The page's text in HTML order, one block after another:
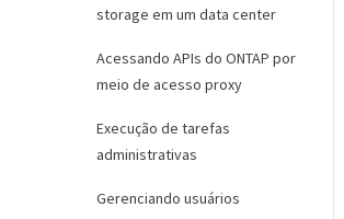
storage em um data center
Acessando APIs do ONTAP por
meio de acesso proxy
Execução de tarefas
administrativas
Gerenciando usuários